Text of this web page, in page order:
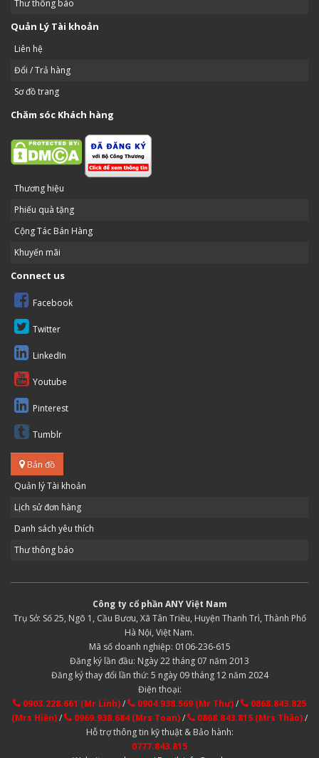
Thư thông báo
Quản Lý Tài khoản
Liên hệ
Đổi / Trả hàng
Sơ đồ trang
Chăm sóc Khách hàng
Thương hiệu
Phiếu quà tặng
Cộng Tác Bán Hàng
Khuyến mãi
Connect us
Facebook
Twitter
LinkedIn
Youtube
Pinterest
Tumblr
Bản đồ
Quản lý Tài khoản
Lịch sử đơn hàng
Danh sách yêu thích
Thư thông báo
Công ty cổ phần ANY Việt Nam
Trụ Sở: Số 25, Ngõ 1, Cầu Bươu, Xã Tân Triều, Huyện Thanh Trì, Thành Phố
Hà Nội, Việt Nam.
Mã số doanh nghiệp: 0106-236-615
Đăng ký lần đầu: Ngày 22 tháng 07 năm 2013
Đăng ký thay đổi lần thứ: 5 ngày 09 tháng 12 năm 2024
Điện thoại:
0903.228.661 (Mr Linh)/ 0904.938.569 (Mr Thư)/
0868.843.825
(Mrs Hiền)/ 0969.938.684 (Mrs Toan)/ 0868.843.815 (Mrs Thảo)/
Hỗ trợ thông tin kỹ thuật & Bảo hành:
0777.843.815